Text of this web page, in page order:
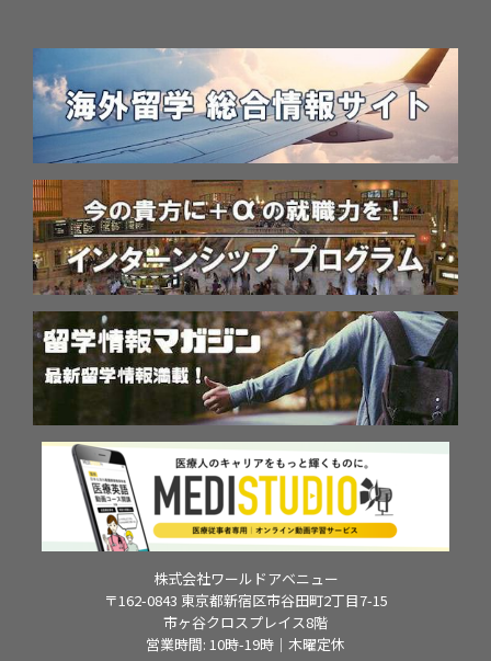
株式会社ワールドアベニュー
〒162-0843 東京都新宿区市谷田町2丁目7-15
市ヶ谷クロスプレイス8階
営業時間: 10時-19時｜木曜定休